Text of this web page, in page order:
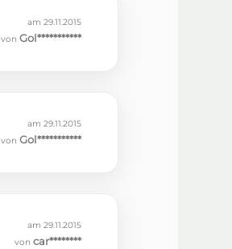
am 29.11.2015
von Gol***********
am 29.11.2015
von Gol***********
am 29.11.2015
von car********